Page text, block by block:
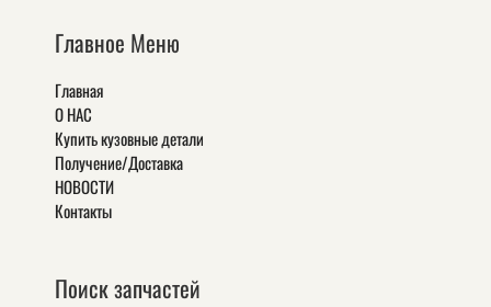
Главное Меню
Главная
О НАС
Купить кузовные детали
Получение/Доставка
НОВОСТИ
Контакты
Поиск запчастей